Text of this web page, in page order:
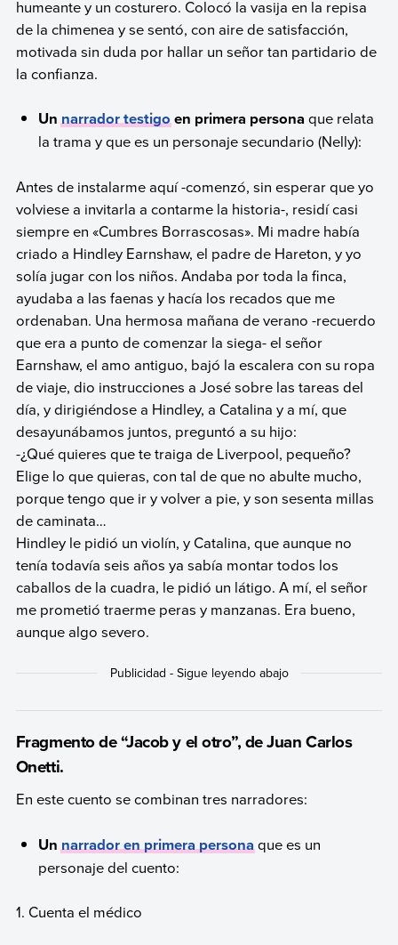
humeante y un costurero. Colocó la vasija en la repisa
de la chimenea y se sentó, con aire de satisfacción,
motivada sin duda por hallar un señor tan partidario de
la confianza.
Unnarrador testigoen primera personaque relata
la trama y que es un personaje secundario (Nelly):
Antes de instalarme aquí -comenzó, sin esperar que yo
volviese a invitarla a contarme la historia-, residí casi
siempre en «Cumbres Borrascosas». Mi madre había
criado a Hindley Earnshaw, el padre de Hareton, y yo
solía jugar con los niños. Andaba por toda la finca,
ayudaba a las faenas y hacía los recados que me
ordenaban. Una hermosa mañana de verano -recuerdo
que era a punto de comenzar la siega- el señor
Earnshaw, el amo antiguo, bajó la escalera con su ropa
de viaje, dio instrucciones a José sobre las tareas del
día, y dirigiéndose a Hindley, a Catalina y a mí, que
desayunábamos juntos, preguntó a su hijo:
-¿Qué quieres que te traiga de Liverpool, pequeño?
Elige lo que quieras, con tal de que no abulte mucho,
porque tengo que ir y volver a pie, y son sesenta millas
de caminata…
Hindley le pidió un violín, y Catalina, que aunque no
tenía todavía seis años ya sabía montar todos los
caballos de la cuadra, le pidió un látigo. A mí, el señor
me prometió traerme peras y manzanas. Era bueno,
aunque algo severo.
Fragmento de “Jacob y el otro”, de Juan Carlos
Onetti.
En este cuento se combinan tres narradores:
Unnarrador en primera personaque es un
personaje del cuento:
1. Cuenta el médico